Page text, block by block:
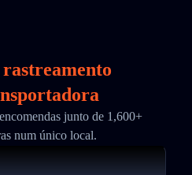
junto de 1,600+
num único local.